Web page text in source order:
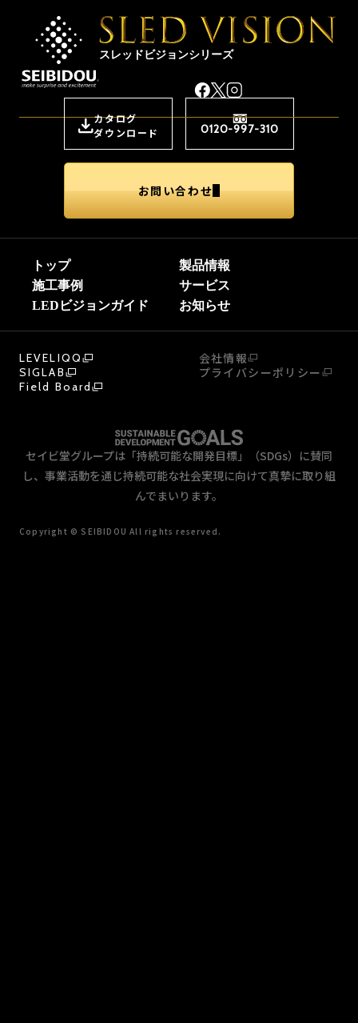
スレッドビジョンシリーズ
カタログ
ダウンロード
0120-997-310
お問い合わせ
トップ
製品情報
施工事例
サービス
LEDビジョンガイド
お知らせ
LEVELIQQ
SIGLAB
Field Board
セイビ堂グループは「持続可能な開発目標」（SDGs）に賛同
し、事業活動を通じ持続可能な社会実現に向けて真摯に取り組
んでまいります。
Copyright © SEIBIDOU All rights reserved.
会社情報
プライバシーポリシー